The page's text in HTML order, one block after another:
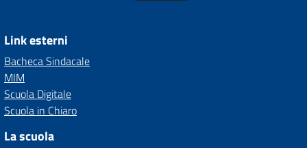
Link esterni
Bacheca Sindacale
MIM
Scuola Digitale
Scuola in Chiaro
La scuola